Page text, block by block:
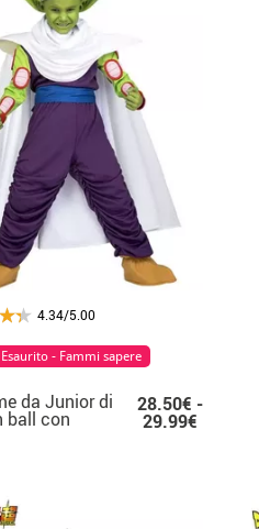
4.34/5.00
da Junior di
ball con
e trucco per
28.50€ -
29.99€
Esaurito - Fammi sapere